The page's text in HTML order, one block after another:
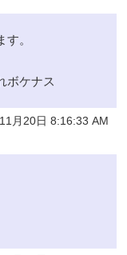
。
ボケナス
月20日 8:16:33 AM